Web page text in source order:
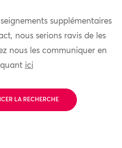
supplémentaires
nous serions ravis de les
nous les communiquer en
ici
LA RECHERCHE